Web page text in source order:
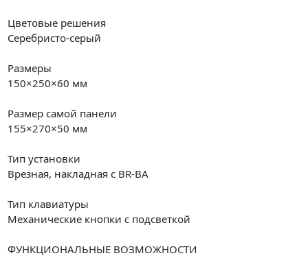
Цветовые решения
Серебристо-серый
Размеры
150×250×60 мм
Размер самой панели
155×270×50 мм
Тип установки
Врезная, накладная с BR-BA
Тип клавиатуры
Механические кнопки с подсветкой
ФУНКЦИОНАЛЬНЫЕ ВОЗМОЖНОСТИ